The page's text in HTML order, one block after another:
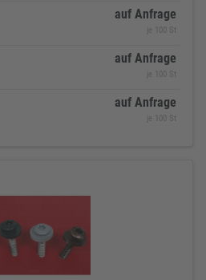
auf Anfrage
je 100 St
auf Anfrage
je 100 St
auf Anfrage
je 100 St